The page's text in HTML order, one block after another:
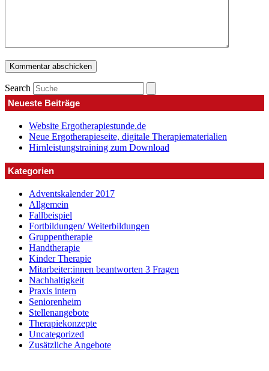
Search
Neueste Beiträge
Website Ergotherapiestunde.de
Neue Ergotherapieseite, digitale Therapiematerialien
Hirnleistungstraining zum Download
Kategorien
Adventskalender 2017
Allgemein
Fallbeispiel
Fortbildungen/ Weiterbildungen
Gruppentherapie
Handtherapie
Kinder Therapie
Mitarbeiter:innen beantworten 3 Fragen
Nachhaltigkeit
Praxis intern
Seniorenheim
Stellenangebote
Therapiekonzepte
Uncategorized
Zusätzliche Angebote